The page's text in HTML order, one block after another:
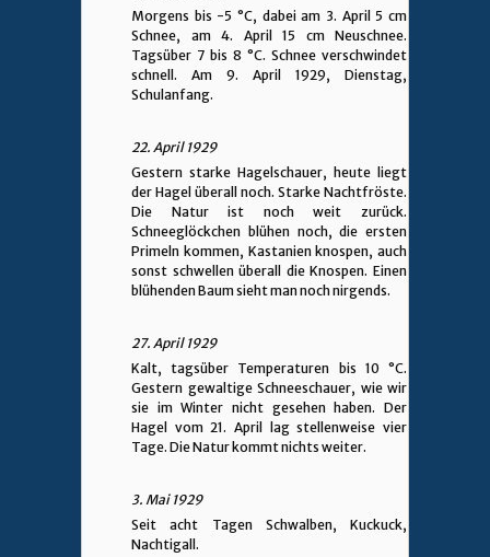
Morgens bis -5 °C, dabei am 3. April 5 cm
Schnee, am 4. April 15 cm Neuschnee.
Tagsüber 7 bis 8 °C. Schnee verschwindet
schnell. Am 9. April 1929, Dienstag,
Schulanfang.
22. April 1929
Gestern starke Hagelschauer, heute liegt
der Hagel überall noch. Starke Nachtfröste.
Die Natur ist noch weit zurück.
Schneeglöckchen blühen noch, die ersten
Primeln kommen, Kastanien knospen, auch
sonst schwellen überall die Knospen. Einen
blühenden Baum sieht man noch nirgends.
27. April 1929
Kalt, tagsüber Temperaturen bis 10 °C.
Gestern gewaltige Schneeschauer, wie wir
sie im Winter nicht gesehen haben. Der
Hagel vom 21. April lag stellenweise vier
Tage. Die Natur kommt nichts weiter.
3. Mai 1929
Seit acht Tagen Schwalben, Kuckuck,
Nachtigall.